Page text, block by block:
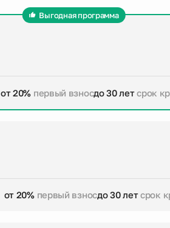
Выгодная программа
от 20% первый взносдо 30 летсрок
от 20% первый взносдо 30 летсрок